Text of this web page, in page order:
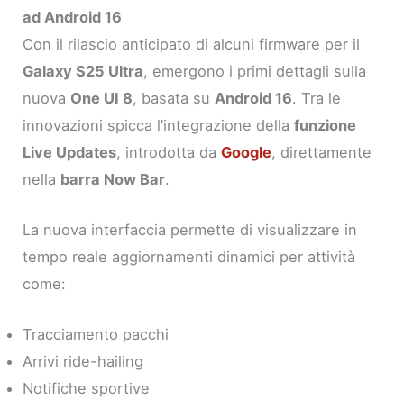
ad Android 16
Con il rilascio anticipato di alcuni firmware per il
Galaxy S25 Ultra, emergono i primi dettagli sulla
nuova One UI 8, basata su Android 16. Tra le
innovazioni spicca l’integrazione dellafunzione
Live Updates, introdotta daGoogle, direttamente
nella barra Now Bar.
La nuova interfaccia permette di visualizzare in
tempo reale aggiornamenti dinamici per attività
come:
Tracciamento pacchi
Arrivi ride-hailing
Notifiche sportive